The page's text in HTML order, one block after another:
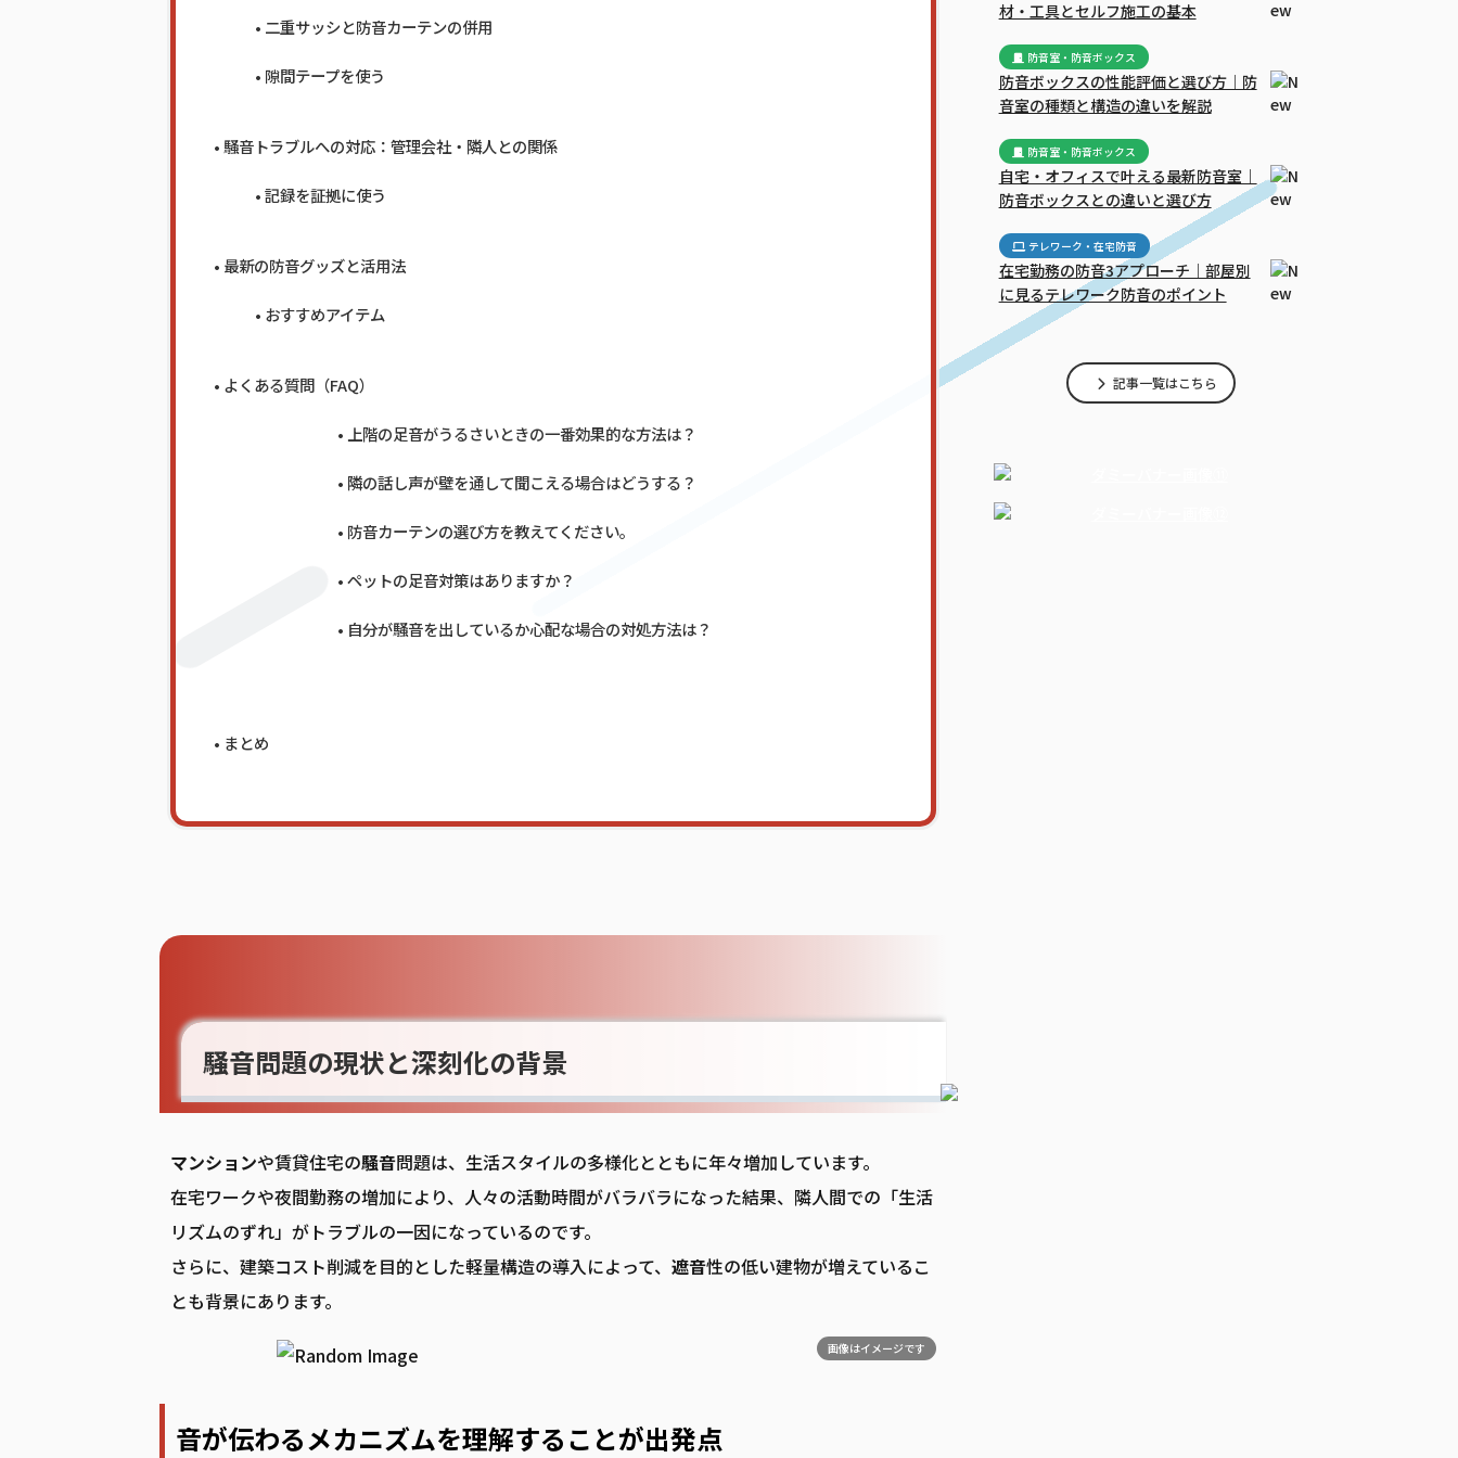
二重サッシと防音カーテンの併用
隙間テープを使う
騒音トラブルへの対応：管理会社・隣人との関係
記録を証拠に使う
最新の防音グッズと活用法
おすすめアイテム
よくある質問（FAQ）
上階の足音がうるさいときの一番効果的な方法は？
隣の話し声が壁を通して聞こえる場合はどうする？
防音カーテンの選び方を教えてください。
ペットの足音対策はありますか？
自分が騒音を出しているか心配な場合の対処方法は？
まとめ
騒音問題の現状と深刻化の背景
マンションや賃貸住宅の騒音問題は、生活スタイルの多様化とともに年々増加しています。
在宅ワークや夜間勤務の増加により、人々の活動時間がバラバラになった結果、隣人間での「生活
リズムのずれ」がトラブルの一因になっているのです。
さらに、建築コスト削減を目的とした軽量構造の導入によって、 遮音性の低い建物が増えているこ
とも背景にあります。
画像はイメージです
音が伝わるメカニズムを理解することが出発点
材・工具とセルフ施工の基本
防音室・防音ボックス
防音ボックスの性能評価と選び方｜防
音室の種類と構造の違いを解説
防音室・防音ボックス
自宅・オフィスで叶える最新防音室｜
防音ボックスとの違いと選び方
テレワーク・在宅防音
在宅勤務の防音3アプローチ｜部屋別
に見るテレワーク防音のポイント
記事一覧はこちら